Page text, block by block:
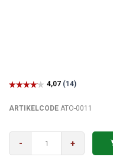
ARTIKELCODE ATO-0011
- +